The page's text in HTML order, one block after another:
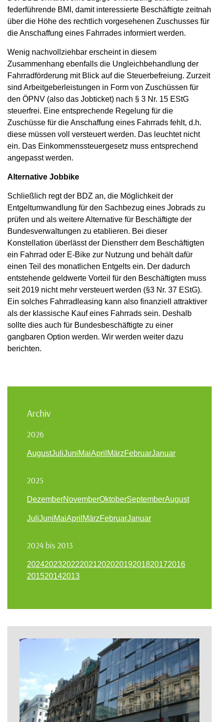
federführende BMI, damit interessierte Beschäftigte zeitnah
über die Höhe des rechtlich vorgesehenen Zuschusses für
die Anschaffung eines Fahrrades informiert werden.
Wenig nachvollziehbar erscheint in diesem
Zusammenhang ebenfalls die Ungleichbehandlung der
Fahrradförderung mit Blick auf die Steuerbefreiung. Zurzeit
sind Arbeitgeberleistungen in Form von Zuschüssen für
den ÖPNV (also das Jobticket) nach § 3 Nr. 15 EStG
steuerfrei. Eine entsprechende Regelung für die
Zuschüsse für die Anschaffung eines Fahrrads fehlt, d.h.
diese müssen voll versteuert werden. Das leuchtet nicht
ein. Das Einkommenssteuergesetz muss entsprechend
angepasst werden.
Alternative Jobbike
Schließlich regt der BDZ an, die Möglichkeit der
Entgeltumwandlung für den Sachbezug eines Jobrads zu
prüfen und als weitere Alternative für Beschäftigte der
Bundesverwaltungen zu etablieren. Bei dieser
Konstellation überlässt der Dienstherr dem Beschäftigten
ein Fahrrad oder E-Bike zur Nutzung und behält dafür
einen Teil des monatlichen Entgelts ein. Der dadurch
entstehende geldwerte Vorteil für den Beschäftigten muss
seit 2019 nicht mehr versteuert werden (§3 Nr. 37 EStG).
Ein solches Fahrradleasing kann also finanziell attraktiver
als der klassische Kauf eines Fahrrads sein. Deshalb
sollte dies auch für Bundesbeschäftigte zu einer
gangbaren Option werden. Wir werden weiter dazu
berichten.
Archiv
2026
AugustJuliJuniMaiApril MärzFebruarJanuar
2025
DezemberNovemberOktoberSeptemberAugust
JuliJuniMaiApril MärzFebruarJanuar
2024 bis 2013
202420232022202120202019201820172016
201520142013